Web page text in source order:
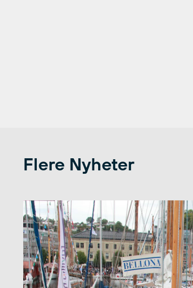
Flere Nyheter